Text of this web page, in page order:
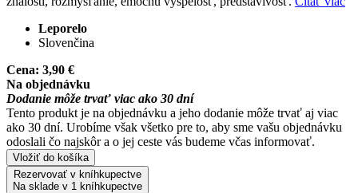
Leporelo
Slovenčina
Cena: 3,90 €
Na objednávku
Dodanie môže trvať viac ako 30 dní
Tento produkt je na objednávku a jeho dodanie môže trvať aj viac
ako 30 dní. Urobíme však všetko pre to, aby sme vašu objednávku
odoslali čo najskôr a o jej ceste vás budeme včas informovať.
Vložiť do košíka
Rezervovať v kníhkupectve
Na sklade v 1 kníhkupectve